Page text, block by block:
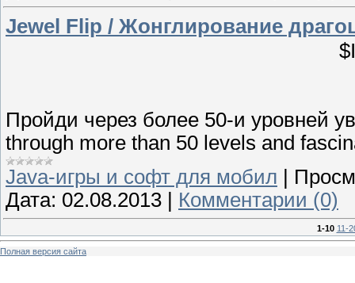
Jewel Flip / Жонглирование
Пройди через более 50-и уровней
through more than 50 levels and
Java-игры и софт для мобил |
Дата: 02.08.2013 | Комментарии (0)
1-10 11-
Полная версия сайта